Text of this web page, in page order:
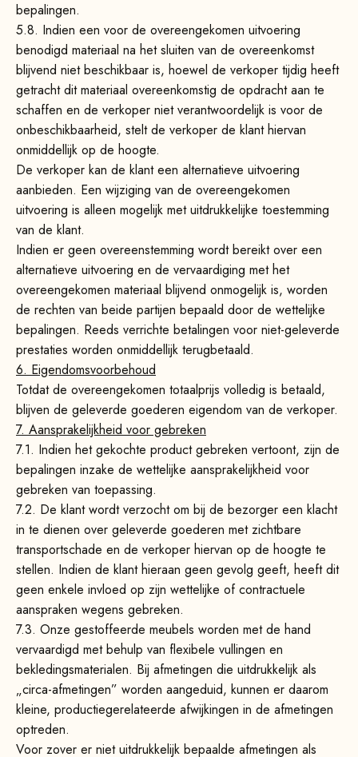
bepalingen.
5.8. Indien een voor de overeengekomen uitvoering
benodigd materiaal na het sluiten van de overeenkomst
blijvend niet beschikbaar is, hoewel de verkoper tijdig heeft
getracht dit materiaal overeenkomstig de opdracht aan te
schaffen en de verkoper niet verantwoordelijk is voor de
onbeschikbaarheid, stelt de verkoper de klant hiervan
onmiddellijk op de hoogte.
De verkoper kan de klant een alternatieve uitvoering
aanbieden. Een wijziging van de overeengekomen
uitvoering is alleen mogelijk met uitdrukkelijke toestemming
van de klant.
Indien er geen overeenstemming wordt bereikt over een
alternatieve uitvoering en de vervaardiging met het
overeengekomen materiaal blijvend onmogelijk is, worden
de rechten van beide partijen bepaald door de wettelijke
bepalingen. Reeds verrichte betalingen voor niet-geleverde
prestaties worden onmiddellijk terugbetaald.
6. Eigendomsvoorbehoud
Totdat de overeengekomen totaalprijs volledig is betaald,
blijven de geleverde goederen eigendom van de verkoper.
7. Aansprakelijkheid voor gebreken
7.1. Indien het gekochte product gebreken vertoont, zijn de
bepalingen inzake de wettelijke aansprakelijkheid voor
gebreken van toepassing.
7.2. De klant wordt verzocht om bij de bezorger een klacht
in te dienen over geleverde goederen met zichtbare
transportschade en de verkoper hiervan op de hoogte te
stellen. Indien de klant hieraan geen gevolg geeft, heeft dit
geen enkele invloed op zijn wettelijke of contractuele
aanspraken wegens gebreken.
7.3. Onze gestoffeerde meubels worden met de hand
vervaardigd met behulp van flexibele vullingen en
bekledingsmaterialen. Bij afmetingen die uitdrukkelijk als
„circa-afmetingen” worden aangeduid, kunnen er daarom
kleine, productiegerelateerde afwijkingen in de afmetingen
optreden.
Voor zover er niet uitdrukkelijk bepaalde afmetingen als